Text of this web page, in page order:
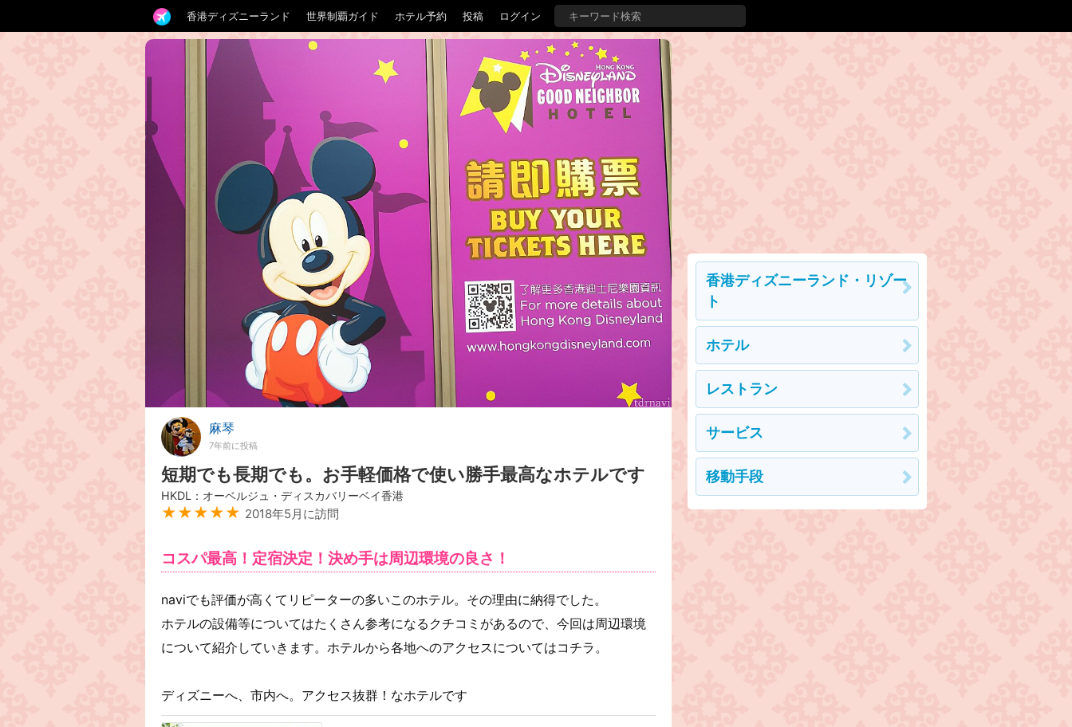
香港ディズニーランド 世界制覇ガイド ホテル予約 投稿 ログイン
麻琴
7年前に投稿
短期でも長期でも。お手軽価格で使い勝手最高なホテルです
HKDL：オーベルジュ・ディスカバリーベイ香港
★★★★★ 2018年5月に訪問
コスパ最高！定宿決定！決め手は周辺環境の良さ！
naviでも評価が高くてリピーターの多いこのホテル。その理由に納得でした。
ホテルの設備等についてはたくさん参考になるクチコミがあるので、今回は周辺環境
について紹介していきます。ホテルから各地へのアクセスについてはコチラ。
ディズニーへ、市内へ。アクセス抜群！なホテルです
香港ディズニーランド・リゾー
ト
ホテル
レストラン
サービス
移動手段